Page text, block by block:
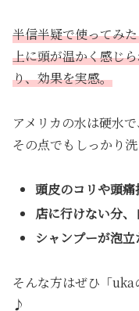
半信半疑で使ってみ
上に頭が温かく感じ
り、効果を実感。
アメリカの水は硬水
その点でもしっかり洗
頭皮のコリや頭
店に行けない分
シャンプーが泡
そんな方はぜひ「
♪